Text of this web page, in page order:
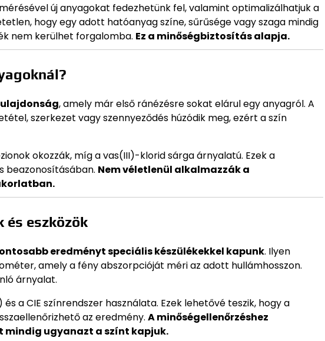
új anyagokat fedezhetünk fel, valamint optimalizálhatjuk a
hogy egy adott hatóanyag színe, sűrűsége vagy szaga mindig
nem kerülhet forgalomba. Ez a minőségbiztosítás alapja.
, amely már első ránézésre sokat elárul egy anyagról. A
szerkezet vagy szennyeződés húzódik meg, ezért a szín
okozzák, míg a vas(III)-klorid sárga árnyalatú. Ezek a
beazonosításában. Nem véletlenül alkalmazzák a
és eszközök
eredményt speciális készülékekkel kapunk. Ilyen
amely a fény abszorpcióját méri az adott hullámhosszon.
árnyalat.
a CIE színrendszer használata. Ezek lehetővé teszik, hogy a
az eredmény. A minőségellenőrzéshez
mindig ugyanazt a színt kapjuk.